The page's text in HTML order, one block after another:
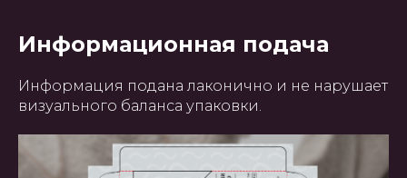
Информационная подача
Информация подана лаконично и не нарушает
визуального баланса упаковки.